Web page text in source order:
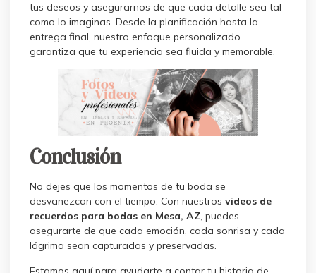
tus deseos y asegurarnos de que cada detalle sea tal
como lo imaginas. Desde la planificación hasta la
entrega final, nuestro enfoque personalizado
garantiza que tu experiencia sea fluida y memorable.
Conclusión
No dejes que los momentos de tu boda se
desvanezcan con el tiempo. Con nuestros videos de
recuerdos para bodas en Mesa, AZ, puedes
asegurarte de que cada emoción, cada sonrisa y cada
lágrima sean capturadas y preservadas.